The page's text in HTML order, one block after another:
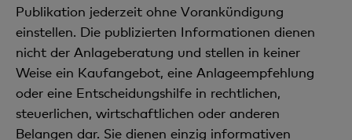
Publikation jederzeit ohne Vorankündigung
einstellen. Die publizierten Informationen dienen
nicht der Anlageberatung und stellen in keiner
Weise ein Kaufangebot, eine Anlageempfehlung
oder eine Entscheidungshilfe in rechtlichen,
steuerlichen, wirtschaftlichen oder anderen
Belangen dar. Sie dienen einzig informativen